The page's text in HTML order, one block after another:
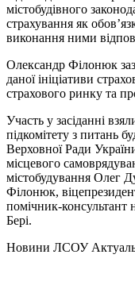
містобудівного
страхування як
виконання ними
Олександр Філонюк
даної ініціативи
страхового ринку та
Участь у засіданні
підкомітету з питань
Верховної Ради
місцевого
містобудування Олег
Філонюк,
помічник-консультант
Бері.
Hовини ЛСОУ